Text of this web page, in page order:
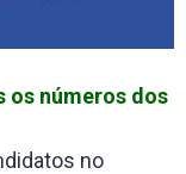
os números dos
no